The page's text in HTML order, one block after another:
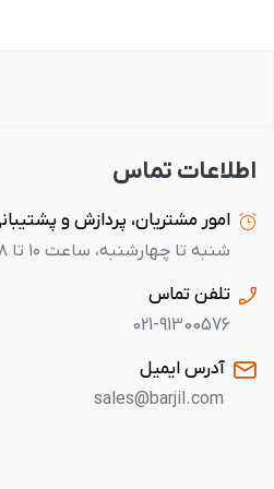
اطلاعات تماس
امور مشتریان، پردازش و
شنبه تا چهارشنبه، ساعت ۱۰ تا ۱۸
تلفن تماس
021-91300576
آدرس ایمیل
sales@barjil.com